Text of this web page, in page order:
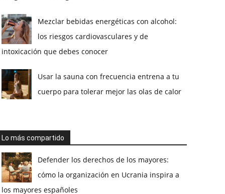
Mezclar bebidas energéticas con alcohol:
los riesgos cardiovasculares y de
intoxicación que debes conocer
Usar la sauna con frecuencia entrena a tu
cuerpo para tolerar mejor las olas de calor
Lo más compartido
Defender los derechos de los mayores:
cómo la organización en Ucrania inspira a
los mayores españoles